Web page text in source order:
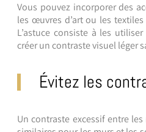
Vous pouvez incorporer des
les œuvres d’art ou les
L’astuce consiste à les
créer un contraste visuel léger
Évitez les
Un contraste excessif entre